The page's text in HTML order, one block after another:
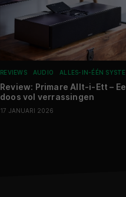
REVIEWS AUDIO ALLES-IN-ÉÉN
Review: Primare Allt-i-Ett –
doos vol verrassingen
17 JANUARI 2026